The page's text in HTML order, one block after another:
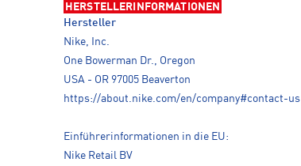
HERSTELLERINFORMATIONEN
Hersteller
Nike, Inc.
One Bowerman Dr., Oregon
USA - OR 97005 Beaverton
https://about.nike.com/en/company#contact-us
Einführerinformationen in die EU:
Nike Retail BV